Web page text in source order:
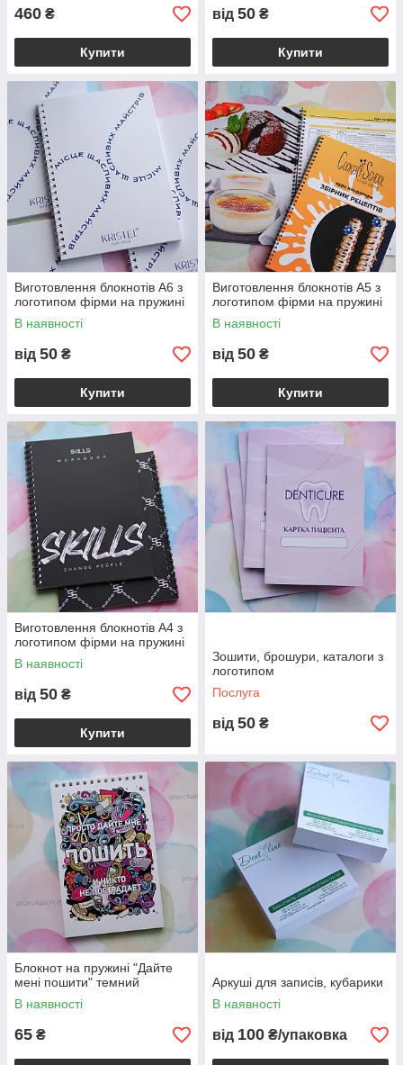
460 ₴
Купити
від 50 ₴
Купити
Виготовлення блокнотів А6 з
логотипом фірми на пружині
В наявності
від 50 ₴
Купити
Виготовлення блокнотів А5 з
логотипом фірми на пружині
В наявності
від 50 ₴
Купити
Виготовлення блокнотів А4 з
логотипом фірми на пружині
В наявності
від 50 ₴
Купити
Зошити, брошури, каталоги з
логотипом
Послуга
від 50 ₴
Блокнот на пружині "Дайте
мені пошити" темний
В наявності
65 ₴
Аркуші для записів, кубарики
В наявності
від 100 ₴/упаковка